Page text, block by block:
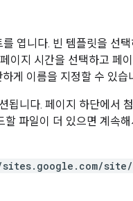
엽니다. 빈 템플릿을 선
이지 시간을 선택하고 페
게 이름을 지정할 수 있습
됩니다. 페이지 하단에서
파일이 더 있으면 계속
site/